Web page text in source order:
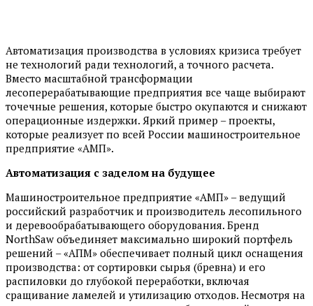
Автоматизация производства в условиях кризиса требует
не технологий ради технологий, а точного расчета.
Вместо масштабной трансформации
лесоперерабатывающие предприятия все чаще выбирают
точечные решения, которые быстро окупаются и снижают
операционные издержки. Яркий пример – проекты,
которые реализует по всей России машиностроительное
предприятие «АМП».
Автоматизация с заделом на будущее
Машиностроительное предприятие «АМП» – ведущий
российский разработчик и производитель лесопильного
и деревообрабатывающего оборудования. Бренд
NorthSaw объединяет максимально широкий портфель
решений – «АПМ» обеспечивает полный цикл оснащения
производства: от сортировки сырья (бревна) и его
распиловки до глубокой переработки, включая
сращивание ламелей и утилизацию отходов. Несмотря на